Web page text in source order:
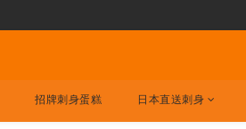
招牌刺身蛋糕 日本直送刺身